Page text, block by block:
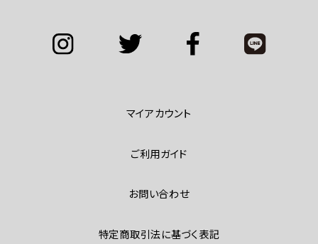
マイアカウント
ご利用ガイド
お問い合わせ
特定商取引法に基づく表記